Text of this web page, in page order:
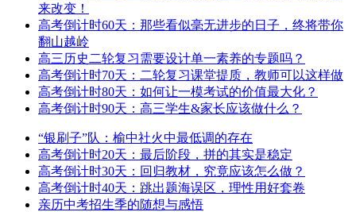
来改变！
高考倒计时60天：那些看似毫无进步的日子，终将带你
翻山越岭
高三历史二轮复习需要设计单一素养的专题吗？
高考倒计时70天：二轮复习课堂提质，教师可以这样做
高考倒计时80天：如何让一模考试的价值最大化？
高考倒计时90天：高三学生&家长应该做什么？
“银刷子”队：榆中社火中最低调的存在
高考倒计时20天：最后阶段，拼的其实是稳定
高考倒计时30天：回归教材，究竟应该怎么做？
高考倒计时40天：跳出题海误区，理性用好套卷
亲历中考招生季的随想与感悟